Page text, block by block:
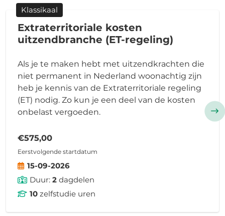
Klassikaal
Extraterritoriale kosten
uitzendbranche (ET-regeling)
Als je te maken hebt met uitzendkrachten die
niet permanent in Nederland woonachtig zijn
heb je kennis van de Extraterritoriale regeling
(ET) nodig. Zo kun je een deel van de kosten
onbelast vergoeden.
€575,00
Eerstvolgende startdatum
15-09-2026
Duur: 2dagdelen
10zelfstudie uren